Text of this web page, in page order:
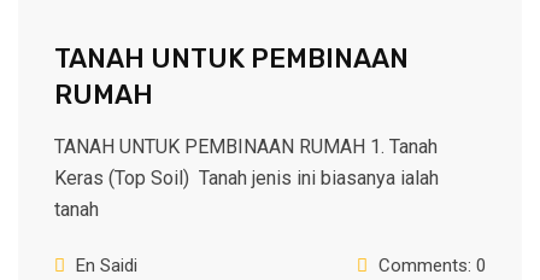
TANAH UNTUK PEMBINAAN
RUMAH
TANAH UNTUK PEMBINAAN RUMAH 1. Tanah
Keras (Top Soil) Tanah jenis ini biasanya ialah
tanah
En Saidi Comments: 0